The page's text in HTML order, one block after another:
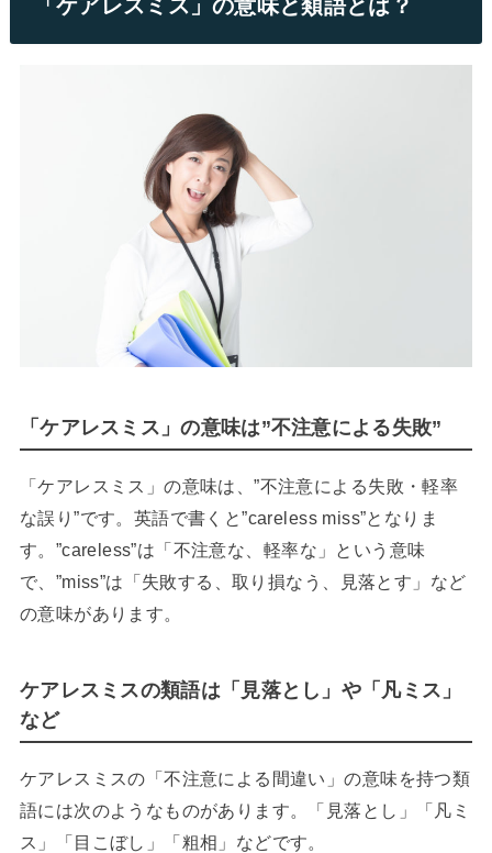
「ケアレスミス」の意味と類語とは？
「ケアレスミス」の意味は”不注意による失敗”
「ケアレスミス」の意味は、”不注意による失敗・軽率
な誤り”です。英語で書くと”careless miss”となりま
す。”careless”は「不注意な、軽率な」という意味
で、”miss”は「失敗する、取り損なう、見落とす」など
の意味があります。
ケアレスミスの類語は「見落とし」や「凡ミス」
など
ケアレスミスの「不注意による間違い」の意味を持つ類
語には次のようなものがあります。「見落とし」「凡ミ
ス」「目こぼし」「粗相」などです。